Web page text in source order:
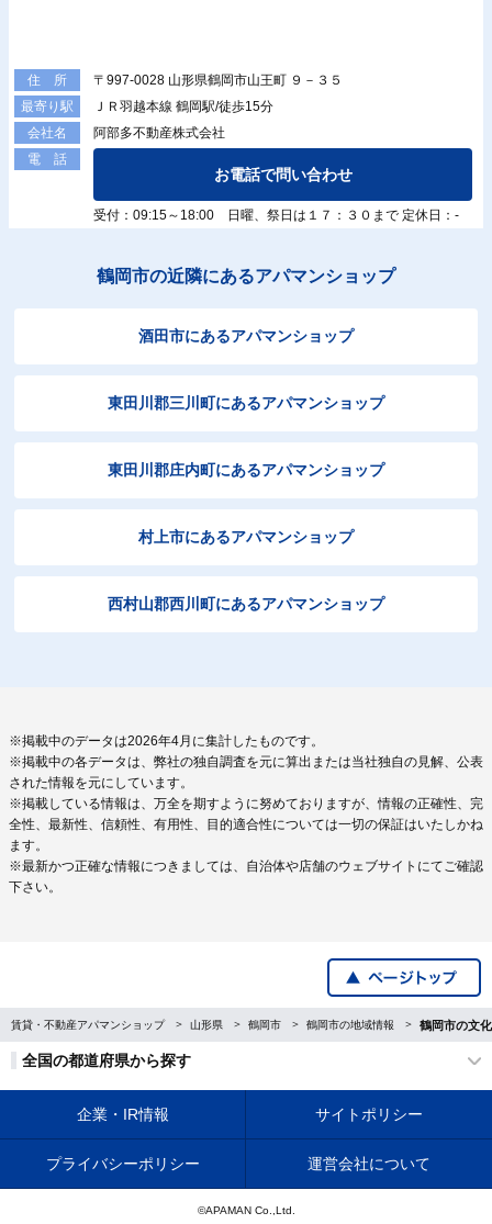
住 所
〒997-0028 山形県鶴岡市山王町 ９－３５
最寄り駅
ＪＲ羽越本線 鶴岡駅/徒歩15分
会社名
阿部多不動産株式会社
電 話
お電話で問い合わせ
受付：09:15～18:00 日曜、祭日は１７：３０まで 定休日：-
鶴岡市の近隣にあるアパマンショップ
酒田市にあるアパマンショップ
東田川郡三川町にあるアパマンショップ
東田川郡庄内町にあるアパマンショップ
村上市にあるアパマンショップ
西村山郡西川町にあるアパマンショップ
※掲載中のデータは2026年4月に集計したものです。
※掲載中の各データは、弊社の独自調査を元に算出または当社独自の見解、公表
された情報を元にしています。
※掲載している情報は、万全を期すように努めておりますが、情報の正確性、完
全性、最新性、信頼性、有用性、目的適合性については一切の保証はいたしかね
ます。
※最新かつ正確な情報につきましては、自治体や店舗のウェブサイトにてご確認
下さい。
賃貸・不動産アパマンショップ 山形県 鶴岡市 鶴岡市の地域情報 鶴岡市の文
全国の都道府県から探す
企業・IR情報 サイトポリシー
プライバシーポリシー 運営会社について
©APAMAN Co.,Ltd.